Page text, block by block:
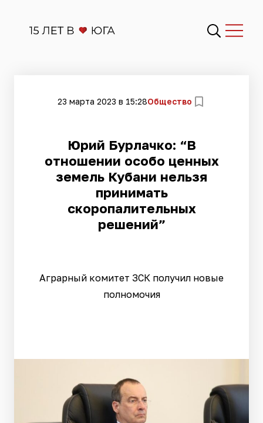
23 марта 2023 в 15:28Общество
Юрий Бурлачко: “В
отношении особо ценных
земель Кубани нельзя
принимать
скоропалительных
решений”
Аграрный комитет ЗСК получил новые
полномочия